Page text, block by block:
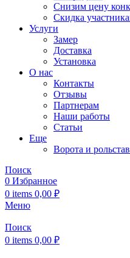
Снизим цену
Скидка
Услуги
Замер
Доставка
Установка
О нас
Контакты
Отзывы
Партнерам
Наши работы
Статьи
Еще
Ворота и
Поиск
0 Избранное
0 items 0,00 ₽
Меню
Поиск
0 items 0,00 ₽